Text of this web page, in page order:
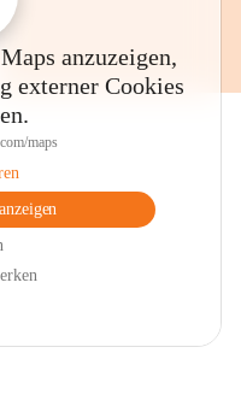
anzuzeigen,
externer Cookies
maps